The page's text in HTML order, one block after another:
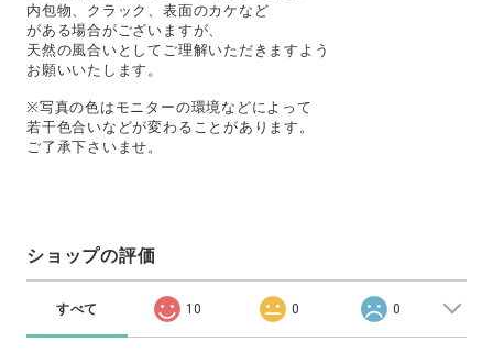
内包物、クラック、表面のカケなど
がある場合がございますが、
天然の風合いとしてご理解いただきますよう
お願いいたします。
※写真の色はモニターの環境などによって
若干色合いなどが変わることがあります。
ご了承下さいませ。
ショップの評価
すべて 10 0 0